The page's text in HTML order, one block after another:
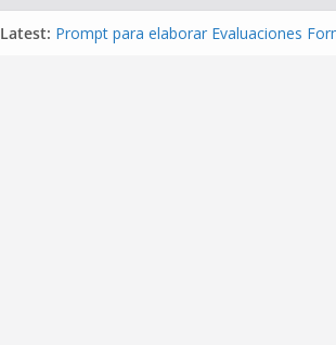
Latest: Prompt para elaborar Evaluaciones